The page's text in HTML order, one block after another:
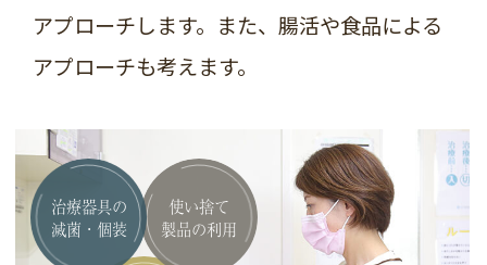
アプローチします。また、腸活や食品による
アプローチも考えます。
治療器具の
滅菌・個装
使い捨て
製品の利用